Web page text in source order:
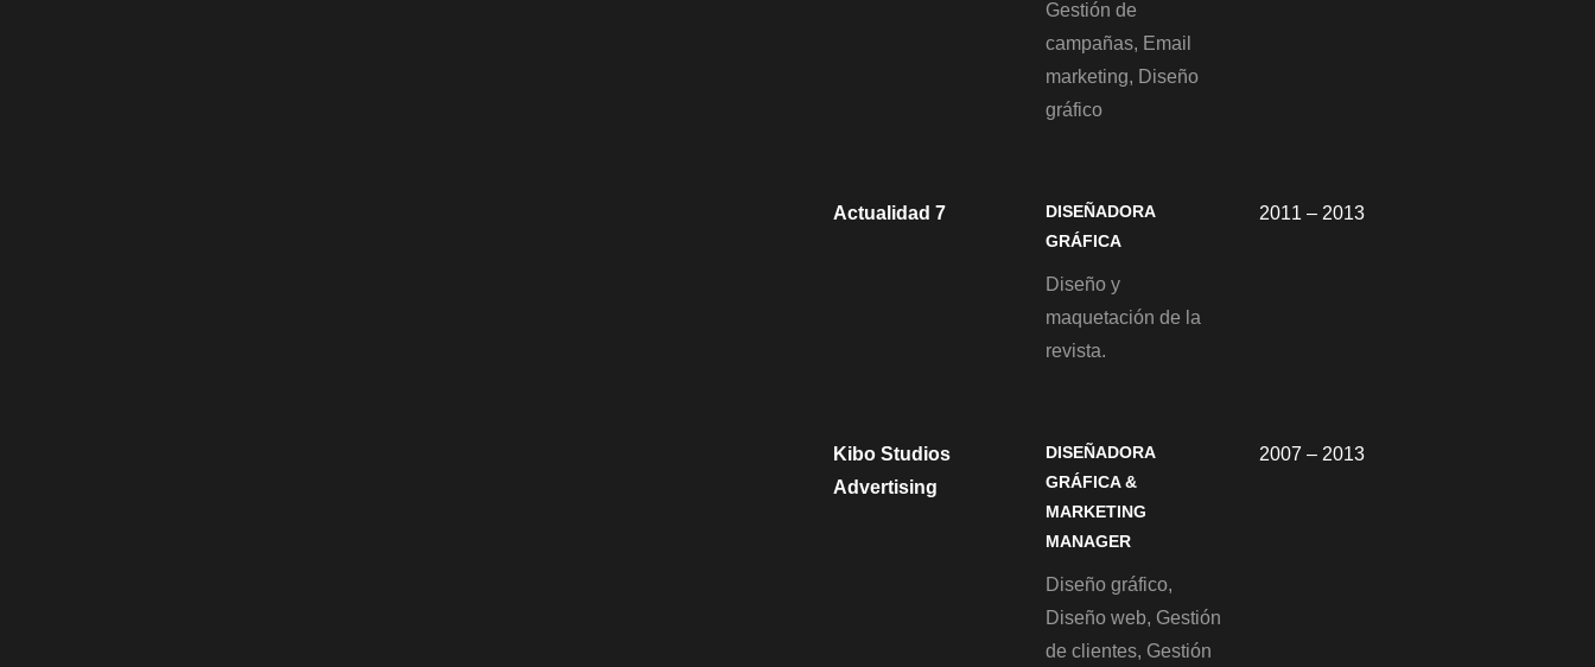
Gestión de
campañas, Email
marketing, Diseño
gráfico
Actualidad 7
DISEÑADORA
GRÁFICA
Diseño y
maquetación de la
revista.
2011 – 2013
Kibo Studios
Advertising
DISEÑADORA
GRÁFICA &
MARKETING
MANAGER
Diseño gráfico,
Diseño web, Gestión
de clientes, Gestión
2007 – 2013